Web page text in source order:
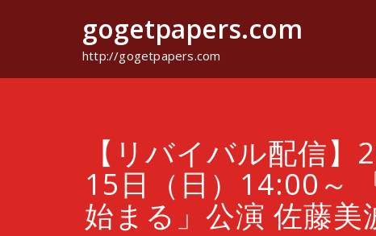
gogetpapers.com
http://gogetpapers.com
【リバイバル配信】
15日（日）14:00～
始まる」公演 佐藤美